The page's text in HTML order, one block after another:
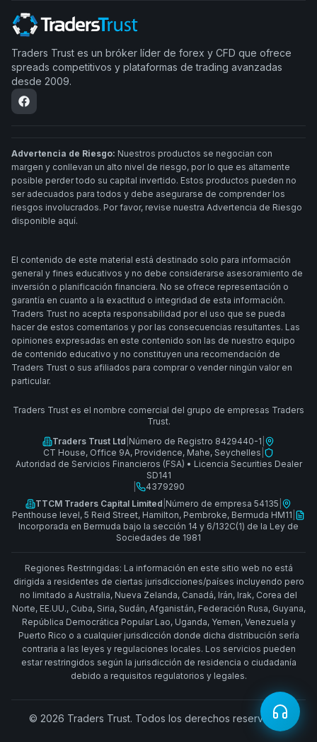
Traders Trust es un bróker líder de forex y CFD que ofrece
spreads competitivos y plataformas de trading avanzadas
desde 2009.
Advertencia de Riesgo: Nuestros productos se negocian con
margen y conllevan un alto nivel de riesgo, por lo que es altamente
posible perder todo su capital invertido. Estos productos pueden no
ser adecuados para todos y debe asegurarse de comprender los
riesgos involucrados. Por favor, revise nuestra Advertencia de Riesgo
disponible aquí.
El contenido de este material está destinado solo para información
general y fines educativos y no debe considerarse asesoramiento de
inversión o planificación financiera. No se ofrece representación o
garantía en cuanto a la exactitud o integridad de esta información.
Traders Trust no acepta responsabilidad por el uso que se pueda
hacer de estos comentarios y por las consecuencias resultantes. Las
opiniones expresadas en este contenido son las de nuestro equipo
de contenido educativo y no constituyen una recomendación de
Traders Trust o sus afiliados para comprar o vender ningún valor en
particular.
Traders Trust es el nombre comercial del grupo de empresas Traders
Trust.
Traders Trust Ltd Número de Registro 8429440-1
CT House, Office 9A, Providence, Mahe, Seychelles
Autoridad de Servicios Financieros (FSA) • Licencia Securities Dealer
SD141
4379290
TTCM Traders Capital Limited Número de empresa 54135
Penthouse level, 5 Reid Street, Hamilton, Pembroke, Bermuda HM11
Incorporada en Bermuda bajo la sección 14 y 6/132C(1) de la Ley de
Sociedades de 1981
Regiones Restringidas: La información en este sitio web no está
dirigida a residentes de ciertas jurisdicciones/países incluyendo pero
no limitado a Australia, Nueva Zelanda, Canadá, Irán, Irak, Corea del
Norte, EE.UU., Cuba, Siria, Sudán, Afganistán, Federación Rusa, Guyana,
República Democrática Popular Lao, Uganda, Yemen, Venezuela y
Puerto Rico o a cualquier jurisdicción donde dicha distribución sería
contraria a las leyes y regulaciones locales. Los servicios pueden
estar restringidos según la jurisdicción de residencia o ciudadanía
debido a requisitos regulatorios y legales.
© 2026 Traders Trust. Todos los derechos reservados.